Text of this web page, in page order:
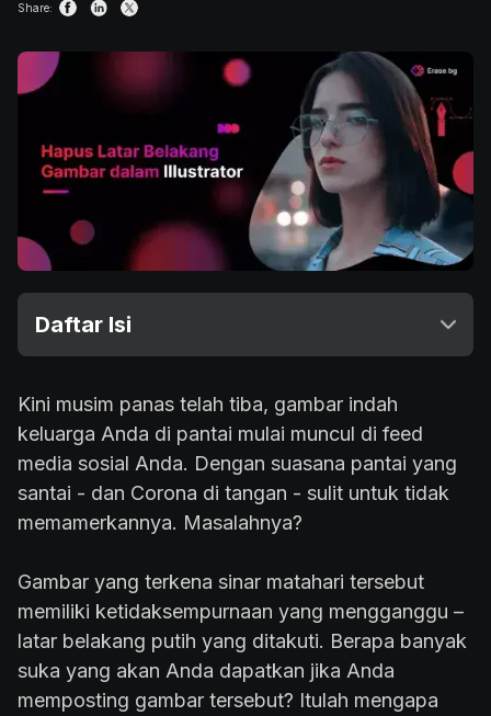
Share:
Daftar Isi
Kini musim panas telah tiba, gambar indah
keluarga Anda di pantai mulai muncul di feed
media sosial Anda. Dengan suasana pantai yang
santai - dan Corona di tangan - sulit untuk tidak
memamerkannya. Masalahnya?
Gambar yang terkena sinar matahari tersebut
memiliki ketidaksempurnaan yang mengganggu –
latar belakang putih yang ditakuti. Berapa banyak
suka yang akan Anda dapatkan jika Anda
memposting gambar tersebut? Itulah mengapa